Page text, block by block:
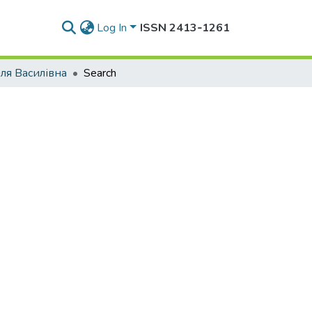
Log In ISSN 2413‑1261
Василівна Search